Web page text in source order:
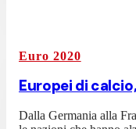
Euro 2020
Europei di
Dalla Germania alla